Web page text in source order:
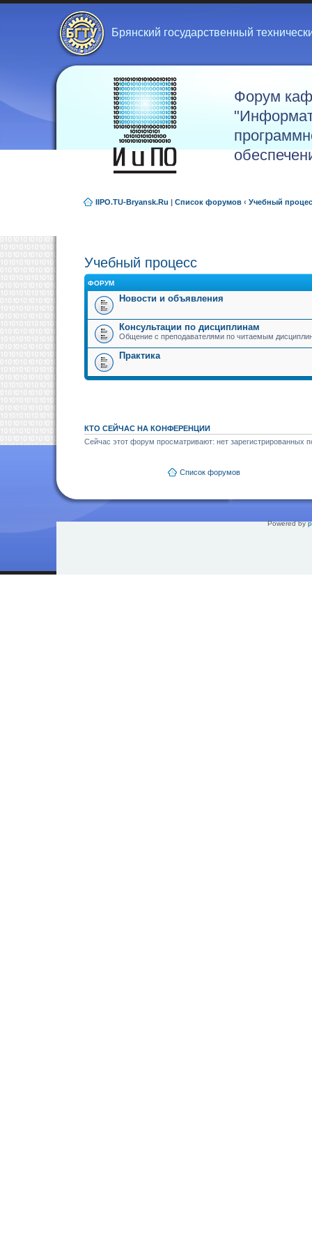
Брянский государственный
Форум
IIPO.TU-Bryansk.Ru | Список форумов ‹ Учебный
Учебный процесс
ФОРУМ
Новости и объявления
Консультации по дисциплинам
Общение с преподавателями по читаемым
Практика
КТО СЕЙЧАС НА КОНФЕРЕНЦИИ
Сейчас этот форум просматривают: нет зарегистрированных
Список форумов
Powered by